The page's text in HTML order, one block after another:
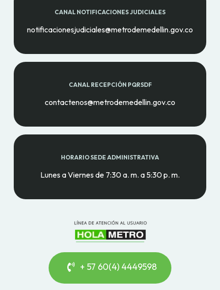
CANAL NOTIFICACIONES JUDICIALES
notificacionesjudiciales@metrodemedellin.gov.co
CANAL RECEPCIÓN PQRSDF
contactenos@metrodemedellin.gov.co
HORARIO SEDE ADMINISTRATIVA
Lunes a Viernes de 7:30 a. m. a 5:30 p. m.
+ 57 60(4) 4449598